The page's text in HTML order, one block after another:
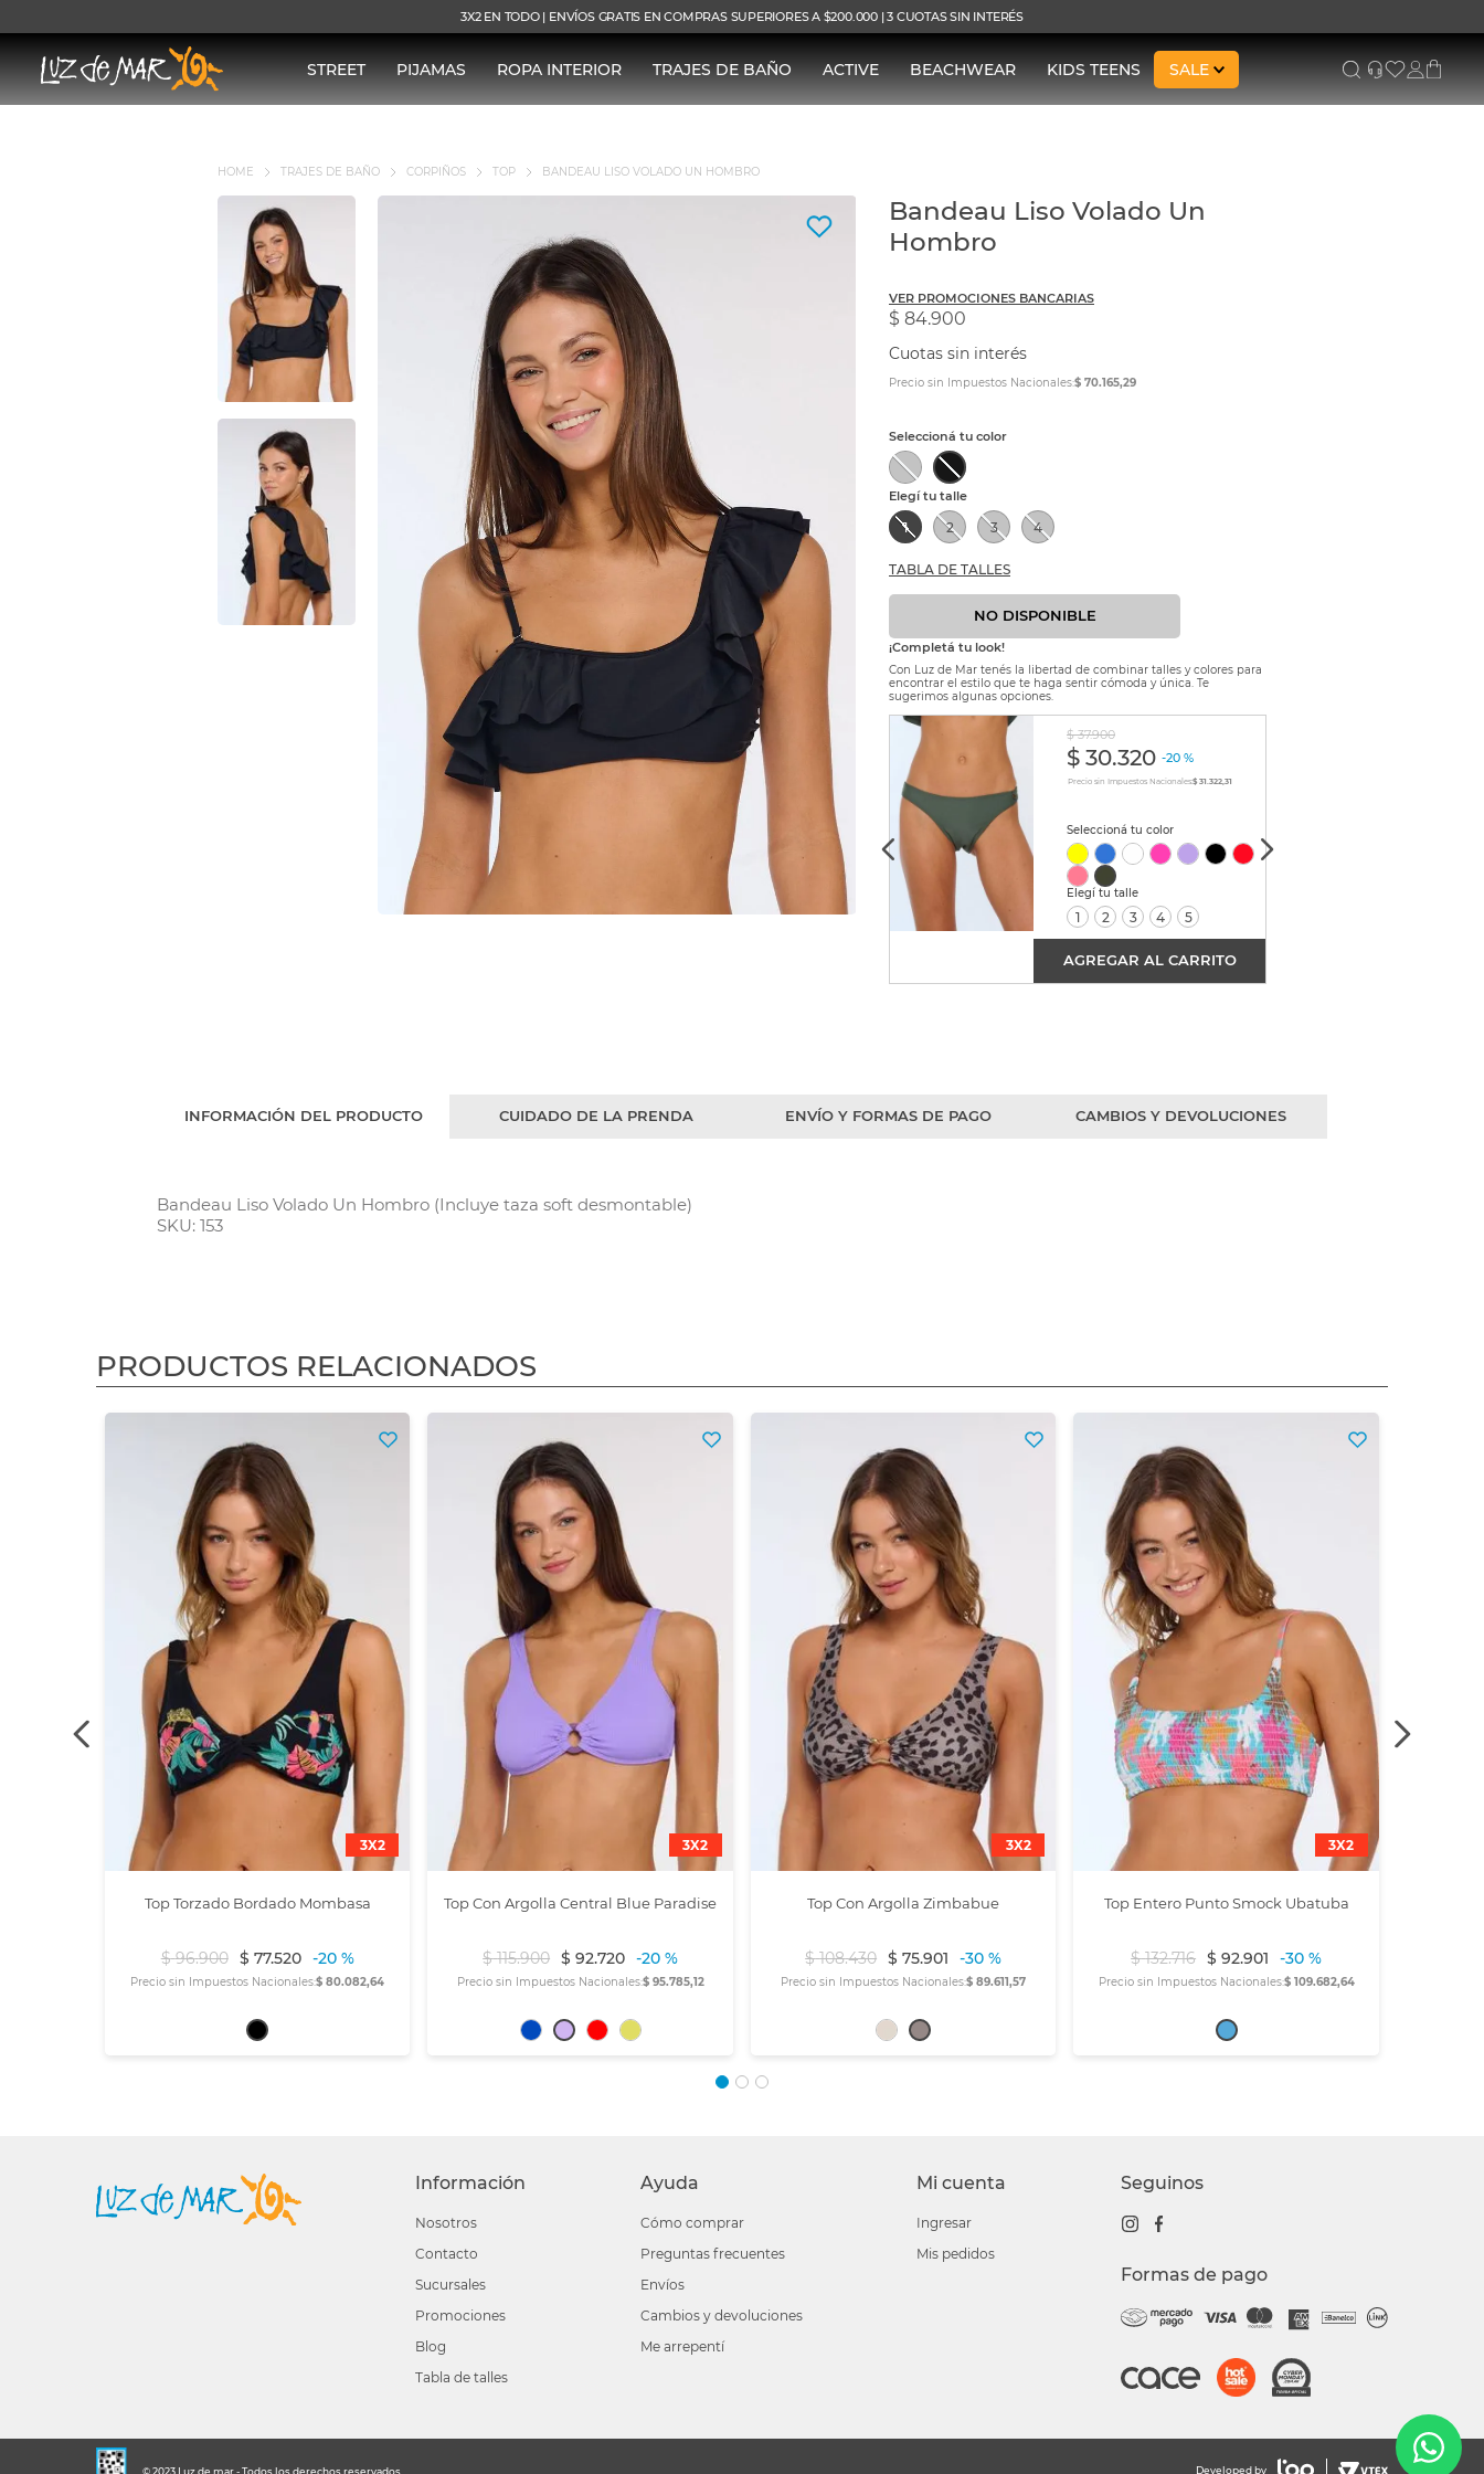
3X2 EN TODO | ENVÍOS GRATIS EN COMPRAS SUPERIORES A $200.000 | 3 CUOTAS SIN INTERÉS
STREET PIJAMAS ROPA INTERIOR TRAJES DE BAÑO ACTIVE BEACHWEAR KIDS TEENS SALE
TRAJES DE BAÑO CORPIÑOS TOP BANDEAU LISO VOLADO UN HOMBRO
Bandeau Liso Volado Un
Hombro
VER PROMOCIONES BANCARIAS
$ 84.900
Cuotas sin interés
Precio sin Impuestos Nacionales:$ 70.165,29
1 2 3 4
TABLA DE TALLES
NO DISPONIBLE
¡Completá tu look!
Con Luz de Mar tenés la libertad de combinar talles y colores para
encontrar el estilo que te haga sentir cómoda y única. Te
sugerimos algunas opciones.
$ 21.520
Precio sin Impuestos Nacionales:
1 2
$ 37.900
$ 30.320 -20 %
Precio sin Impuestos Nacionales:$ 31.322,31
1 2 3 4 5
AGREGAR AL CARRITO
INFORMACIÓN DEL PRODUCTO CUIDADO DE LA PRENDA ENVÍO Y FORMAS DE PAGO CAMBIOS Y DEVOLUCIONES
Bandeau Liso Volado Un Hombro (Incluye taza soft desmontable)
SKU: 153
PRODUCTOS RELACIONADOS
3X2
Top Torzado Bordado Mombasa
$ 96.900 $ 77.520 -20 %
Precio sin Impuestos Nacionales:$ 80.082,64
3X2
Top Con Argolla Central Blue Paradise
$ 115.900 $ 92.720 -20 %
Precio sin Impuestos Nacionales:$ 95.785,12
3X2
Top Con Argolla Zimbabue
$ 108.430 $ 75.901 -30 %
Precio sin Impuestos Nacionales:$ 89.611,57
3X2
Top Entero Punto Smock Ubatuba
$ 132.716 $ 92.901 -30 %
Precio sin Impuestos Nacionales:$ 109.682,64
Información
Nosotros
Contacto
Sucursales
Promociones
Blog
Tabla de talles
Ayuda
Cómo comprar
Preguntas frecuentes
Envíos
Cambios y devoluciones
Me arrepentí
Mi cuenta
Ingresar
Mis pedidos
Seguinos
Formas de pago
© 2023 Luz de mar - Todos los derechos reservados Developed by